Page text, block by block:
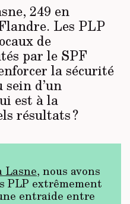
249 en
Les PLP
de
par le SPF
la sécurité
d’un
est à la
résultats ?
Lasne, nous avons
PLP extrêmement
entraide entre